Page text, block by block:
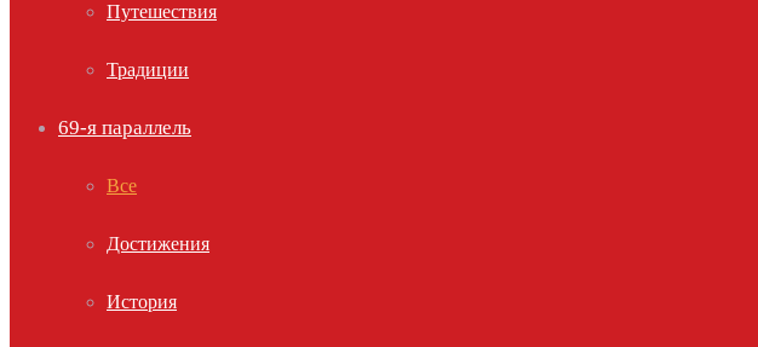
Путешествия
Традиции
69-я параллель
Все
Достижения
История